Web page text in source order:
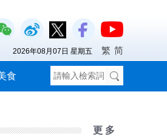
食
2026年08月07日 星期五 繁 简
更 多